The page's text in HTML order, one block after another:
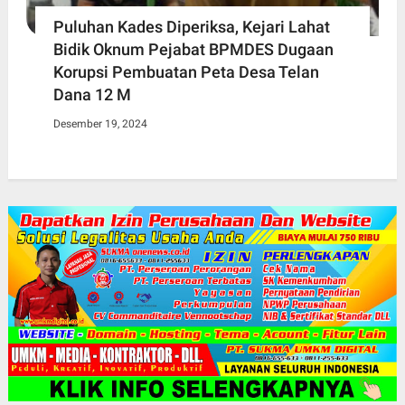
Puluhan Kades Diperiksa, Kejari Lahat
Bidik Oknum Pejabat BPMDES Dugaan
Korupsi Pembuatan Peta Desa Telan
Dana 12 M
Desember 19, 2024